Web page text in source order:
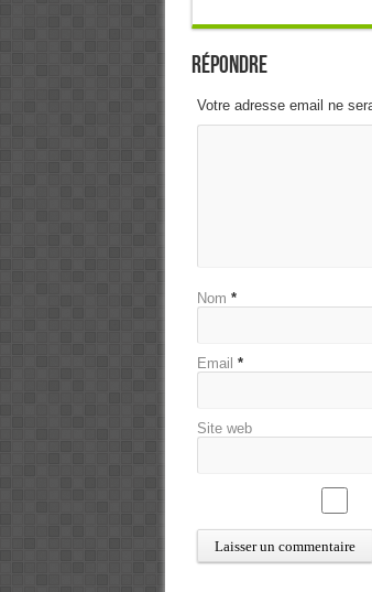
Répondre
Votre adresse email ne
Nom *
Email *
Site web